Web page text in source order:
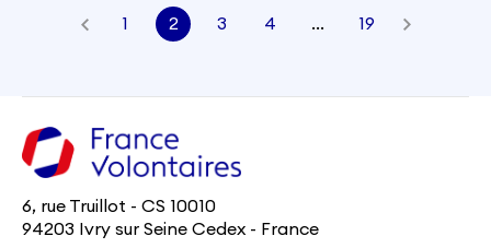
1 2 3 4 … 19
6, rue Truillot - CS 10010
94203 Ivry sur Seine Cedex - France